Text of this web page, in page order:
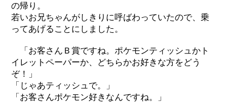
の帰り。
若いお兄ちゃんがしきりに呼ばわっていたので、乗
ってあげることにしました。
「お客さんＢ賞ですね。ポケモンティッシュかト
イレットペーパーか、どちらかお好きな方をどう
ぞ！」
「じゃあティッシュで。」
「お客さんポケモン好きなんですね。」